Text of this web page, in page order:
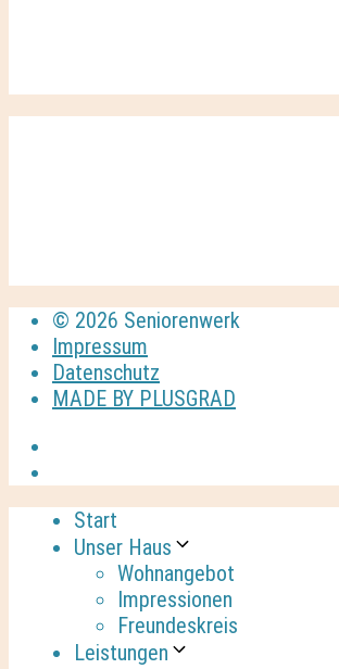
© 2026 Seniorenwerk
Impressum
Datenschutz
MADE BY PLUSGRAD
Start
Unser Haus
Wohnangebot
Impressionen
Freundeskreis
Leistungen